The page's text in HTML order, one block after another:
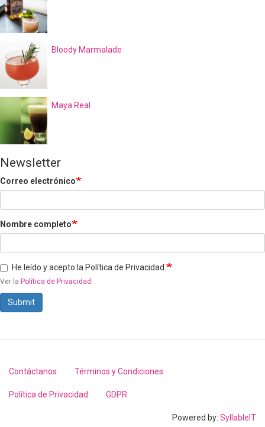
Bloody Marmalade
Maya Real
Newsletter
Correo electrónico
Nombre completo
He leído y acepto la Política de Privacidad.
Ver la Política de Privacidad .
Submit
Footer
menu
Contáctanos Términos y Condiciones
Política de Privacidad GDPR
Powered by: SyllableIT